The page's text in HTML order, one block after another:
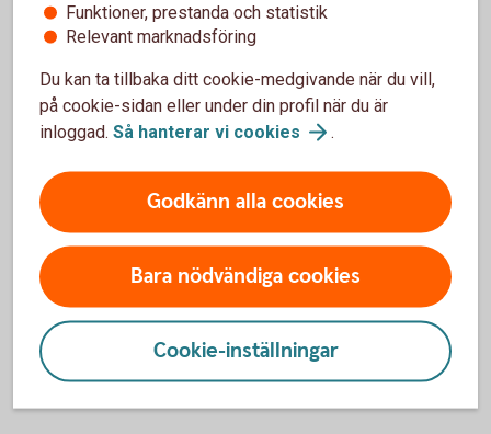
Extrainsättning
tjänstepension
Har du utrymme för extrainsättning till din
pension? Vi hjälper dig att se vad som är bäst för dig
och företaget.
Extrainsättning
Funktioner, prestanda och statistik
Relevant marknadsföring
Du kan ta tillbaka ditt cookie-medgivande när du vill,
på cookie-sidan eller under din profil när du är
inloggad. Så hanterar vi cookies .
Godkänn alla cookies
Bara nödvändiga cookies
Cookie-inställningar